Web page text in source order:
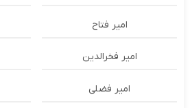
امیر فتاح
امیر فخرالدین
امیر فضلی